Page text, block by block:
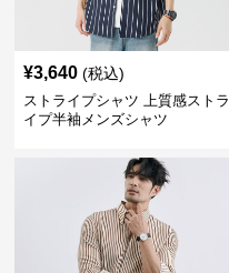
¥3,640 (税込)
ストライプシャツ 上質感ストラ
イプ半袖メンズシャツ